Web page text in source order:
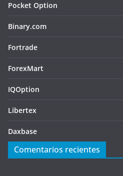
Pocket Option
Binary.com
Fortrade
ForexMart
IQOption
Libertex
Daxbase
Comentarios recientes